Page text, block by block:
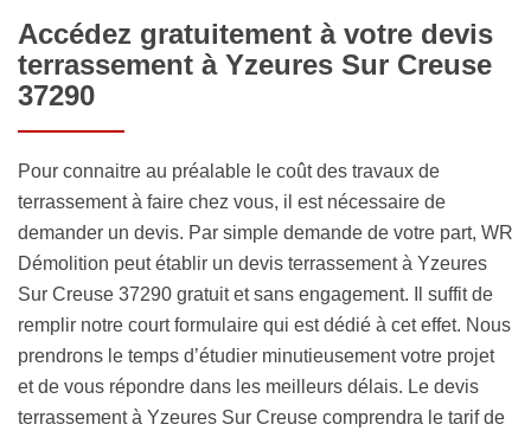
Accédez gratuitement à votre devis
terrassement à Yzeures Sur Creuse
37290
Pour connaitre au préalable le coût des travaux de
terrassement à faire chez vous, il est nécessaire de
demander un devis. Par simple demande de votre part, WR
Démolition peut établir un devis terrassement à Yzeures
Sur Creuse 37290 gratuit et sans engagement. Il suffit de
remplir notre court formulaire qui est dédié à cet effet. Nous
prendrons le temps d’étudier minutieusement votre projet
et de vous répondre dans les meilleurs délais. Le devis
terrassement à Yzeures Sur Creuse comprendra le tarif de